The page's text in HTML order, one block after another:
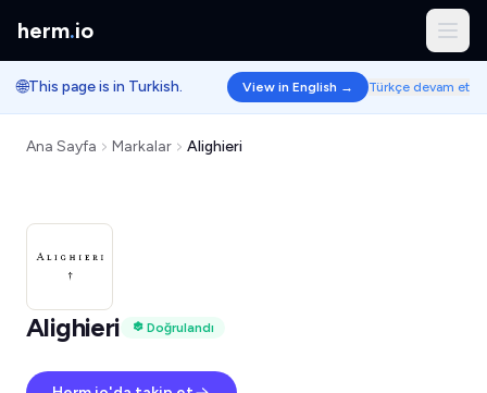
herm.io
🌐This page is in Turkish. View in English → Türkçe devam et
Ana Sayfa Markalar Alighieri
Alighieri Doğrulandı